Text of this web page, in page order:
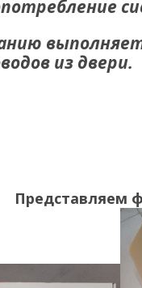
из двери.
Представляем